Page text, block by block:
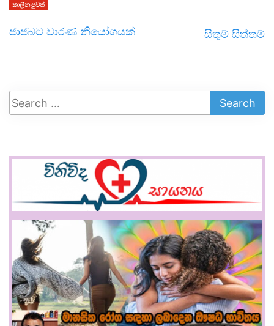
කාලීන පුවත්
ජාජබට වාරණ නියෝගයක් සිතුම් සිත්තම්